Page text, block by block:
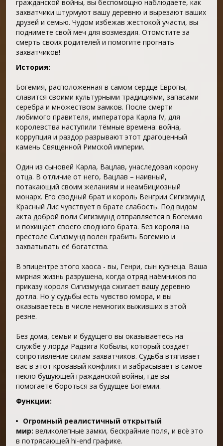
гражданской войны, вы беспомощно наблюдаете, как
захватчики штурмуют вашу деревню и вырезают ваших
друзей и семью. Чудом избежав жестокой участи, вы
поднимете свой меч для возмездия. Отомстите за
смерть своих родителей и помогите прогнать
захватчиков!
История:
Богемия, расположенная в самом сердце Европы,
славится своими культурными традициями, запасами
серебра и множеством замков. После смерти
любимого правителя, императора Карла IV, для
королевства наступили тёмные времена: война,
коррупция и раздор разрывают этот драгоценный
камень Священной Римской империи.
Один из сыновей Карла, Вацлав, унаследовал корону
отца. В отличие от него, Вацлав – наивный,
потакающий своим желаниям и неамбициозный
монарх. Его сводный брат и король Венгрии Сигизмунд
Красный Лис чувствует в брате слабость. Под видом
акта доброй воли Сигизмунд отправляется в Богемию
и похищает своего сводного брата. Без короля на
престоле Сигизмунд волен грабить Богемию и
захватывать её богатства.
В эпицентре этого хаоса - вы, Генри, сын кузнеца. Ваша
мирная жизнь разрушена, когда отряд наёмников по
приказу короля Сигизмунда сжигает вашу деревню
дотла. Но у судьбы есть чувство юмора, и вы
оказываетесь в числе немногих выживших в этой
резне.
Без дома, семьи и будущего вы оказываетесь на
службе у лорда Радзига Кобылы, который создаёт
сопротивление силам захватчиков. Судьба втягивает
вас в этот кровавый конфликт и забрасывает в самое
пекло бушующей гражданской войны, где вы
помогаете бороться за будущее Богемии.
Функции:
Огромный реалистичный открытый
мир: великолепные замки, бескрайние поля, и всё это
в потрясающей hi-end графике.